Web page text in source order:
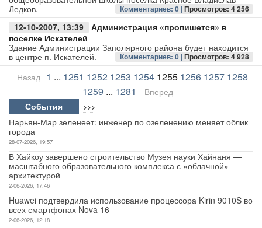
Ледков.
Комментариев: 0 |Просмотров: 4 256
12-10-2007, 13:39
Администрация «пропишется» в
поселке Искателей
Здание Администрации Заполярного района будет находится
в центре п. Искателей.
Комментариев: 0 |Просмотров: 4 928
Назад 1 ... 1251 1252 1253 1254 1255 1256 1257 1258
1259 ... 1281
Вперед
События
>>>
Нарьян-Мар зеленеет: инженер по озеленению меняет облик
города
28-07-2026, 19:57
В Хайкоу завершено строительство Музея науки Хайнаня —
масштабного образовательного комплекса с «облачной»
архитектурой
2-06-2026, 17:46
Huawei подтвердила использование процессора Kirin 9010S во
всех смартфонах Nova 16
2-06-2026, 12:18